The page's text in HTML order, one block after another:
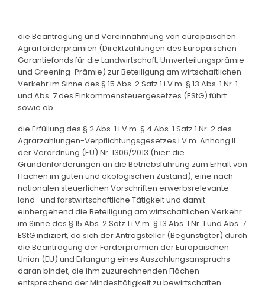
die Beantragung und Vereinnahmung von europäischen
Agrarförderprämien (Direktzahlungen des Europäischen
Garantiefonds für die Landwirtschaft, Umverteilungsprämie
und Greening-Prämie) zur Beteiligung am wirtschaftlichen
Verkehr im Sinne des § 15 Abs. 2 Satz 1 i.V.m. § 13 Abs. 1 Nr. 1
und Abs. 7 des Einkommensteuergesetzes (EStG) führt
sowie ob
die Erfüllung des § 2 Abs. 1 i.V.m. § 4 Abs. 1 Satz 1 Nr. 2 des
Agrarzahlungen-Verpflichtungsgesetzes i.V.m. Anhang II
der Verordnung (EU) Nr. 1306/2013 (hier: die
Grundanforderungen an die Betriebsführung zum Erhalt von
Flächen im guten und ökologischen Zustand), eine nach
nationalen steuerlichen Vorschriften erwerbsrelevante
land- und forstwirtschaftliche Tätigkeit und damit
einhergehend die Beteiligung am wirtschaftlichen Verkehr
im Sinne des § 15 Abs. 2 Satz 1 i.V.m. § 13 Abs. 1 Nr. 1 und Abs. 7
EStG indiziert, da sich der Antragsteller (Begünstigter) durch
die Beantragung der Förderprämien der Europäischen
Union (EU) und Erlangung eines Auszahlungsanspruchs
daran bindet, die ihm zuzurechnenden Flächen
entsprechend der Mindesttätigkeit zu bewirtschaften.